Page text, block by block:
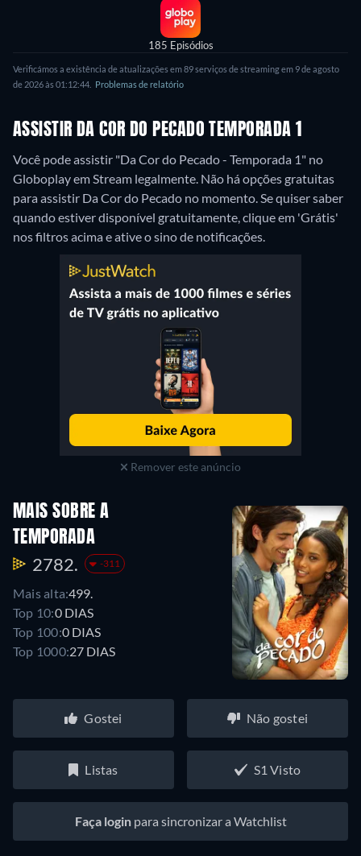
185 Episódios
Verificámos a existência de atualizações em 89 serviços de streaming em 9 de agosto
de 2026 às 01:12:44.
Problemas de relatório
ASSISTIR DA COR DO PECADO TEMPORADA 1
Você pode assistir "Da Cor do Pecado - Temporada 1" no
Globoplay em Stream legalmente. Não há opções gratuitas
para assistir Da Cor do Pecado no momento. Se quiser saber
quando estiver disponível gratuitamente, clique em 'Grátis'
nos filtros acima e ative o sino de notificações.
Remover este anúncio
MAIS SOBRE A
TEMPORADA
2782. -311
Mais alta:499.
Top 10:0 DIAS
Top 100:0 DIAS
Top 1000:27 DIAS
Gostei Não gostei
Listas S1 Visto
Faça loginpara sincronizar a Watchlist